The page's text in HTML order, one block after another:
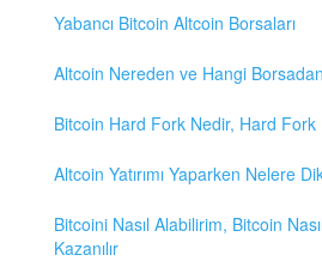
Yabancı Bitcoin Altcoin Borsaları
Altcoin Nereden ve Hangi Borsadan
Bitcoin Hard Fork Nedir, Hard
Altcoin Yatırımı Yaparken Nelere
Bitcoini Nasıl Alabilirim, Bitcoin
Kazanılır